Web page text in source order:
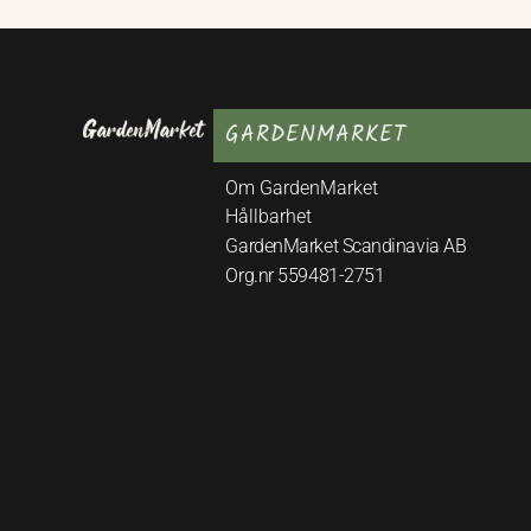
GARDENMARKET
Om GardenMarket
Hållbarhet
GardenMarket Scandinavia AB
Org.nr 559481-2751